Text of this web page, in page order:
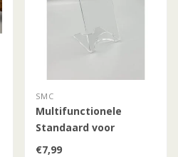
SMC
Multifunctionele
Standaard voor
Revolvers / Pistolen /
€7,99